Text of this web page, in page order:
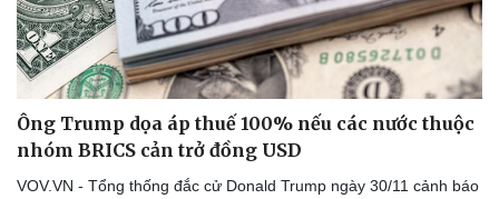
Ông Trump dọa áp thuế 100% nếu các nước thuộc
nhóm BRICS cản trở đồng USD
VOV.VN - Tổng thống đắc cử Donald Trump ngày 30/11 cảnh báo